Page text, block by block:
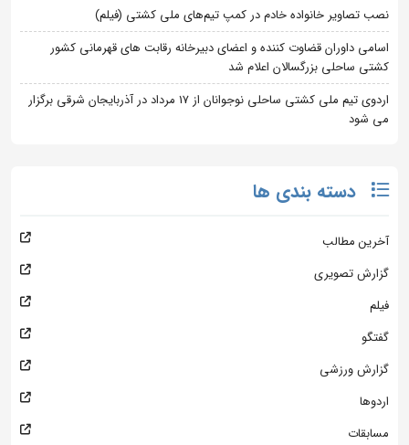
نصب تصاویر خانواده خادم در کمپ تیم‌های ملی کشتی (فیلم)
اسامی داوران قضاوت کننده و اعضای دبیرخانه رقابت های قهرمانی کشور
کشتی ساحلی بزرگسالان اعلام شد
اردوی تیم ملی کشتی ساحلی نوجوانان از 17 مرداد در آذربایجان شرقی برگزار
می شود
دسته بندی ها
آخرین مطالب
گزارش تصویری
فیلم
گفتگو
گزارش ورزشی
اردوها
مسابقات